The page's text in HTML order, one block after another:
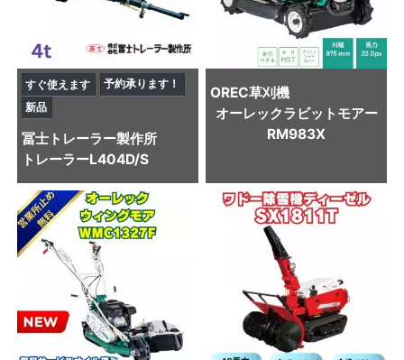
すぐ使えます
予約承ります！
新品
冨士トレーラー製作所
トレーラーL404D/S
OREC草刈機
オーレックラビットモアー
RM983X